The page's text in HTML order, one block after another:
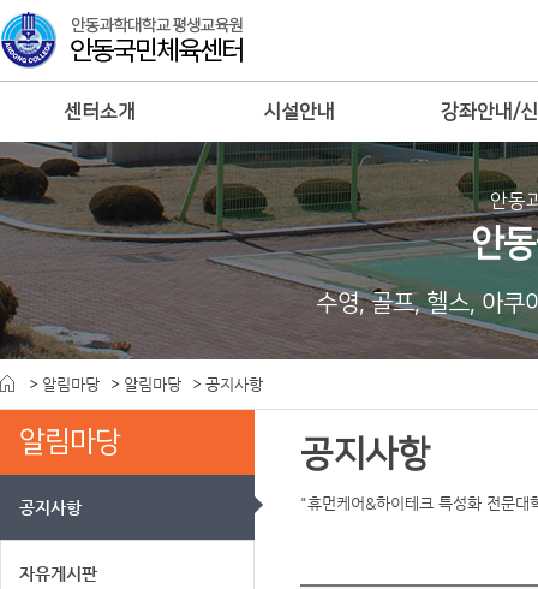
센터소개 시설안내 강좌안내/
안동
안
수영, 골프, 헬스, 아쿠
알림마당 알림마당 공지사항
알림마당
공지사항
자유게시판
공지사항
"휴먼케어&하이테크 특성화 전문대